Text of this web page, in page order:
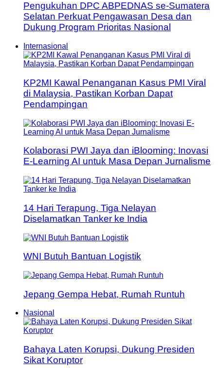
Pengukuhan DPC ABPEDNAS se-Sumatera
Selatan Perkuat Pengawasan Desa dan
Dukung Program Prioritas Nasional
Internasional
KP2MI Kawal Penanganan Kasus PMI Viral
di Malaysia, Pastikan Korban Dapat
Pendampingan
Kolaborasi PWI Jaya dan iBlooming: Inovasi
E-Learning AI untuk Masa Depan Jurnalisme
14 Hari Terapung, Tiga Nelayan
Diselamatkan Tanker ke India
WNI Butuh Bantuan Logistik
Jepang Gempa Hebat, Rumah Runtuh
Nasional
Bahaya Laten Korupsi, Dukung Presiden
Sikat Koruptor